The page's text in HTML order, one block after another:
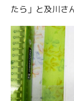
たら」と及川さ